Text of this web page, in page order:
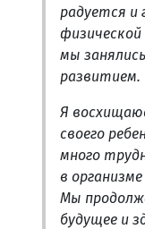
радуется и
мы
развитием.
Я
своего
много
в
Мы
будущее и